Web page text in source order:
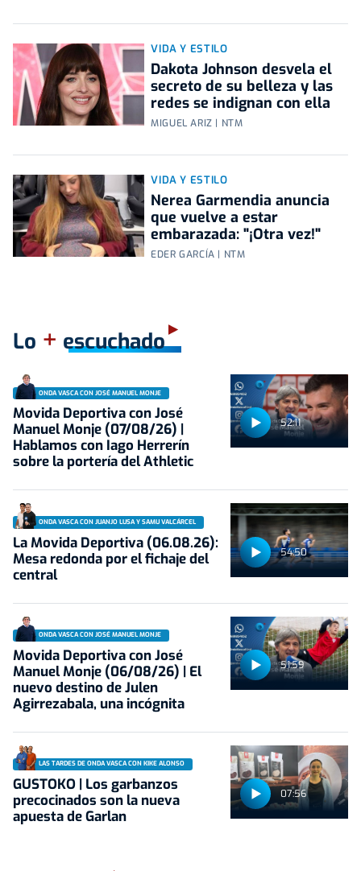
VIDA Y ESTILO
Dakota Johnson desvela el
secreto de su belleza y las
redes se indignan con ella
MIGUEL ARIZ | NTM
VIDA Y ESTILO
Nerea Garmendia anuncia
que vuelve a estar
embarazada: "¡Otra vez!"
EDER GARCÍA | NTM
Lo + escuchado
52:11
ONDA VASCA CON JOSÉ MANUEL MONJE
Movida Deportiva con José
Manuel Monje (07/08/26) |
Hablamos con Iago Herrerín
sobre la portería del Athletic
54:50
ONDA VASCA CON JUANJO LUSA Y SAMU VALCÁRCEL
La Movida Deportiva (06.08.26):
Mesa redonda por el fichaje del
central
51:59
ONDA VASCA CON JOSÉ MANUEL MONJE
Movida Deportiva con José
Manuel Monje (06/08/26) | El
nuevo destino de Julen
Agirrezabala, una incógnita
07:56
LAS TARDES DE ONDA VASCA CON KIKE ALONSO
GUSTOKO | Los garbanzos
precocinados son la nueva
apuesta de Garlan